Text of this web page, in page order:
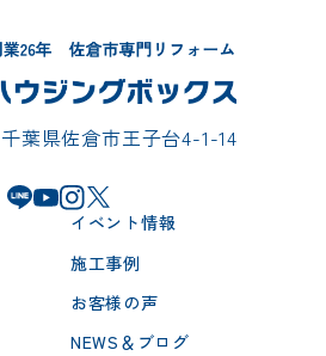
葉県佐倉市王子台4-1-14
イベント情報
施工事例
お客様の声
NEWS＆ブログ